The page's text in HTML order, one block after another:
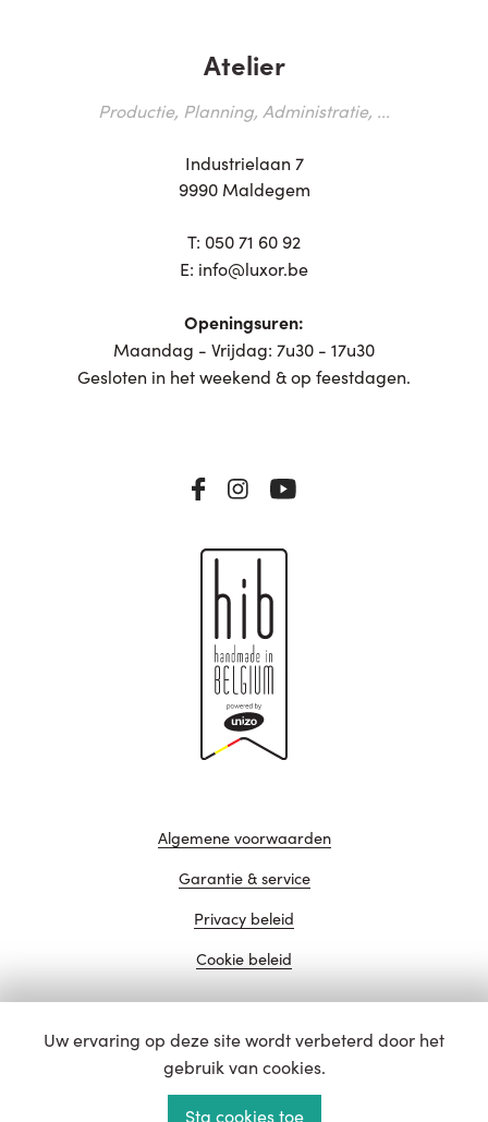
Atelier
Productie, Planning, Administratie, ...
Industrielaan 7
9990 Maldegem
T: 050 71 60 92
E: info@luxor.be
Openingsuren:
Maandag - Vrijdag: 7u30 - 17u30
Gesloten in het weekend & op feestdagen.
Algemene voorwaarden
Garantie & service
Privacy beleid
Cookie beleid
website door
Uw ervaring op deze site wordt verbeterd door het
gebruik van cookies.
Sta cookies toe